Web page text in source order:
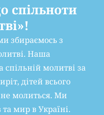
спільноти
збираємось з
Наша
спільній молитві за
дітей всього
не молиться. Ми
мир в Україні.